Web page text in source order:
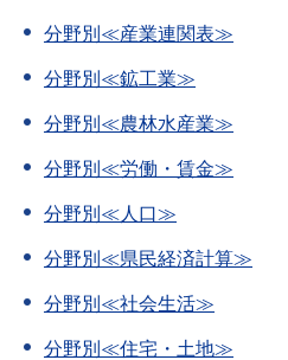
分野別≪産業連関表≫
分野別≪鉱工業≫
分野別≪農林水産業≫
分野別≪労働・賃金≫
分野別≪人口≫
分野別≪県民経済計算≫
分野別≪社会生活≫
分野別≪住宅・土地≫